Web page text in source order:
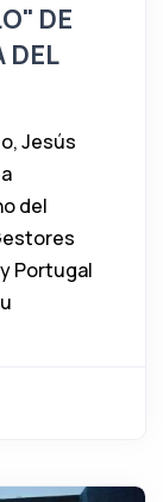
DE
DEL
Jesús
del
Portugal